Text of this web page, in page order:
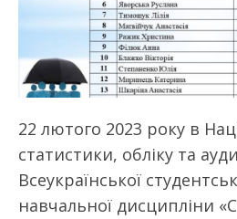
22 лютого 2023 року в
статистики, обліку та
Всеукраїнської
навчальної дисципліни